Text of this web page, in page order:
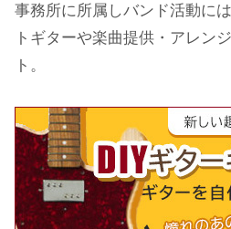
事務所に所属しバンド活動に
トギターや楽曲提供・アレン
ト。